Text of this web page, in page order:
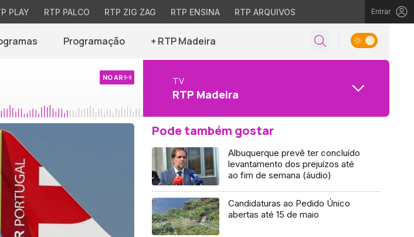
PLAY RTP PALCO RTP ZIG ZAG RTP ENSINA RTP ARQUIVOS Entrar
Programação + RTP Madeira
NO AR TV
RTP Madeira
Pode também gostar
Albuquerque prevê ter concluído
levantamento dos prejuízos até
ao fim de semana (áudio)
Candidaturas ao Pedido Único
abertas até 15 de maio